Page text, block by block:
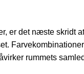
er det næste skridt
rummets